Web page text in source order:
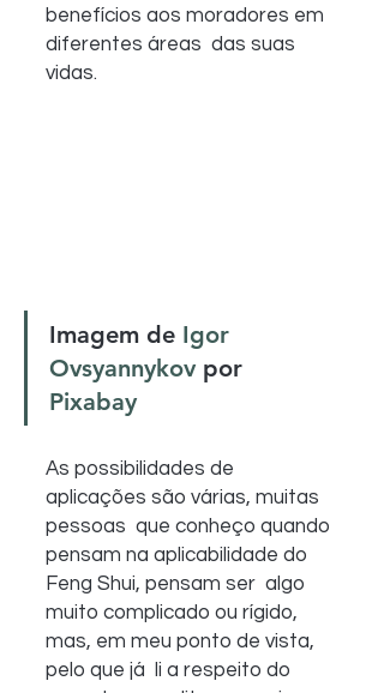
benefícios aos moradores em
diferentes áreas  das suas
vidas.
Imagem de Igor
Ovsyannykov por
Pixabay
As possibilidades de
aplicações são várias, muitas
pessoas  que conheço quando
pensam na aplicabilidade do
Feng Shui, pensam ser  algo
muito complicado ou rígido,
mas, em meu ponto de vista,
pelo que já  li a respeito do